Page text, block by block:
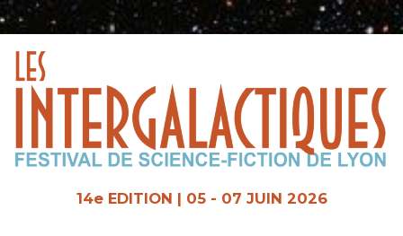
au
14e EDITION | 05 - 07 JUIN 2026